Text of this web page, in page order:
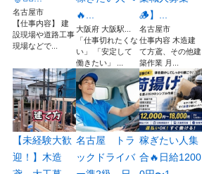
名古屋市
【仕事内容】 建
設現場や道路工事
現場などで...
🔥...
大阪府 大阪駅...
「仕事切れたくな
い」 「安定して
働きたい」 ...
🪵】...
名古屋市
仕事内容 木造建
て方鳶、その他建
築作業 月...
【未経験大歓
迎！】木造
名古屋 トラ
ックドライバ
稼ぎたい人集
合🔥日給1200